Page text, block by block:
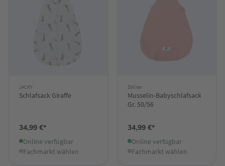
JACKY
Schlafsack Giraffe
34,99 €*
Online verfügbar
Fachmarkt wählen
Zöllner
Musselin-Babyschlafsack
Gr. 50/56
34,99 €*
Online verfügbar
Fachmarkt wählen